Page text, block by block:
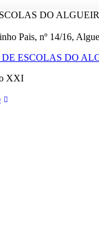
Pais, nº 14/16,
ESCOLAS DO
XXI